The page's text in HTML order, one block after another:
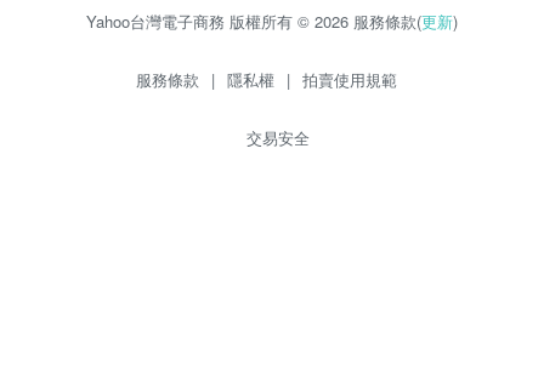
Yahoo台灣電子商務 版權所有 © 2026 服務條款(更新)
服務條款 | 隱私權 | 拍賣使用規範
交易安全